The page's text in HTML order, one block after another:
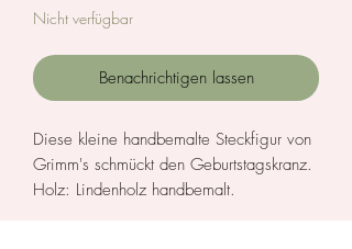
Nicht verfügbar
Benachrichtigen lassen
Diese kleine handbemalte Steckfigur von
Grimm's schmückt den Geburtstagskranz.
Holz: Lindenholz handbemalt.